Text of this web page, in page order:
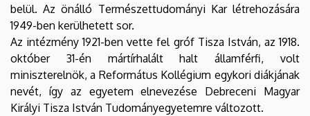
belül. Az önálló Természettudományi Kar létrehozására
1949-ben kerülhetett sor.
Az intézmény 1921-ben vette fel gróf Tisza István, az 1918.
október 31-én mártírhalált halt államférfi, volt
miniszterelnök, a Református Kollégium egykori diákjának
nevét, így az egyetem elnevezése Debreceni Magyar
Királyi Tisza István Tudományegyetemre változott.